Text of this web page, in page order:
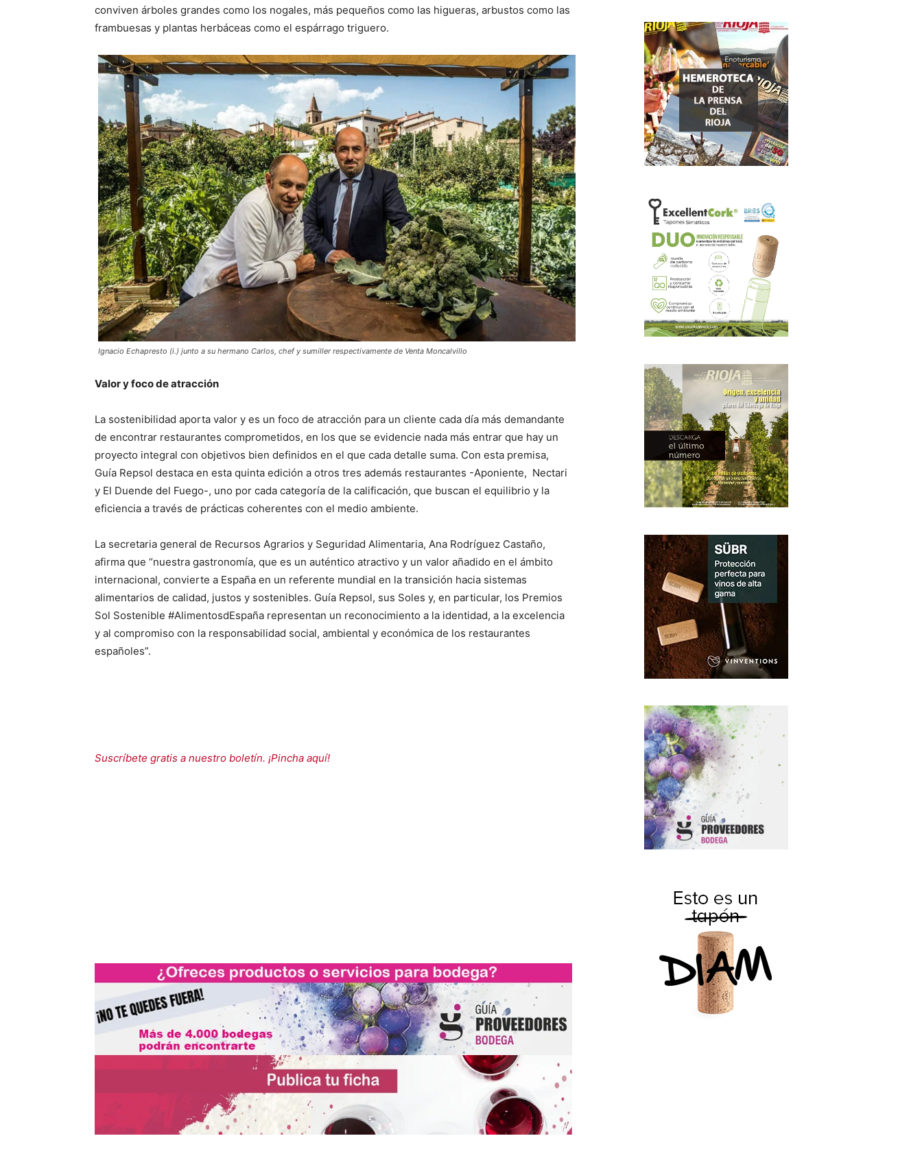
conviven árboles grandes como los nogales, más pequeños como las higueras, arbustos como las
frambuesas y plantas herbáceas como el espárrago triguero.
Ignacio Echapresto (i.) junto a su hermano Carlos, chef y sumiller respectivamente de Venta Moncalvillo
Valor y foco de atracción
La sostenibilidad aporta valor y es un foco de atracción para un cliente cada día más demandante
de encontrar restaurantes comprometidos, en los que se evidencie nada más entrar que hay un
proyecto integral con objetivos bien definidos en el que cada detalle suma. Con esta premisa,
Guía Repsol destaca en esta quinta edición a otros tres además restaurantes -Aponiente, Nectari
y El Duende del Fuego-, uno por cada categoría de la calificación, que buscan el equilibrio y la
eficiencia a través de prácticas coherentes con el medio ambiente.
La secretaria general de Recursos Agrarios y Seguridad Alimentaria, Ana Rodríguez Castaño,
afirma que “nuestra gastronomía, que es un auténtico atractivo y un valor añadido en el ámbito
internacional, convierte a España en un referente mundial en la transición hacia sistemas
alimentarios de calidad, justos y sostenibles. Guía Repsol, sus Soles y, en particular, los Premios
Sol Sostenible #AlimentosdEspaña representan un reconocimiento a la identidad, a la excelencia
y al compromiso con la responsabilidad social, ambiental y económica de los restaurantes
españoles”.
Suscríbete gratis a nuestro boletín. ¡Pincha aquí!